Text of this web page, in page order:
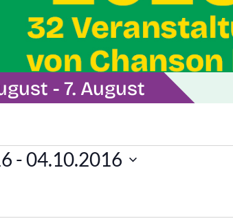
- 7. August
- 04.10.2016